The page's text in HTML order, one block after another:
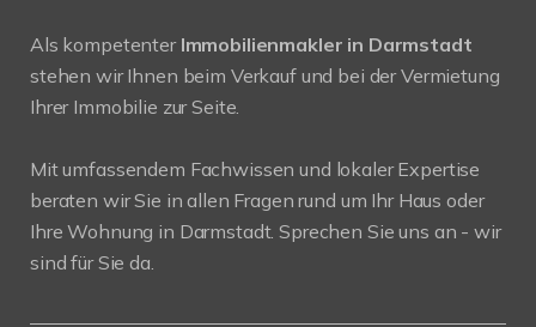
Als kompetenter Immobilienmakler in Darmstadt
stehen wir Ihnen beim Verkauf und bei der Vermietung
Ihrer Immobilie zur Seite.
Mit umfassendem Fachwissen und lokaler Expertise
beraten wir Sie in allen Fragen rund um Ihr Haus oder
Ihre Wohnung in Darmstadt. Sprechen Sie uns an - wir
sind für Sie da.